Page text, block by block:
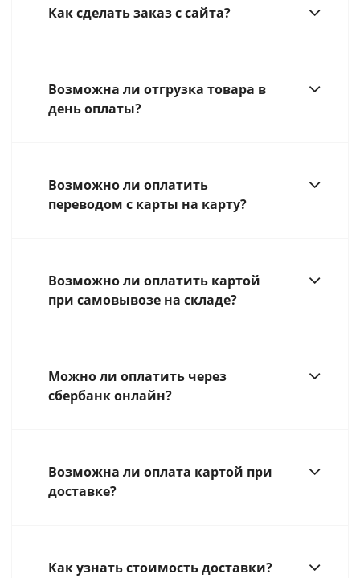
Как сделать заказ с сайта?
Возможна ли отгрузка товара в
день оплаты?
Возможно ли оплатить
переводом с карты на карту?
Возможно ли оплатить картой
при самовывозе на складе?
Можно ли оплатить через
сбербанк онлайн?
Возможна ли оплата картой при
доставке?
Как узнать стоимость доставки?